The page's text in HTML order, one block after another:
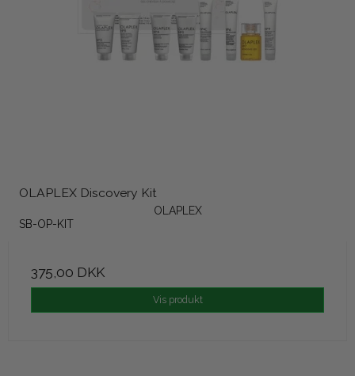
OLAPLEX Discovery Kit
OLAPLEX
SB-OP-KIT
375,00 DKK
Vis produkt